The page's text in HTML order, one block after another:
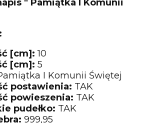
" Pamiątka I Komunii
[cm]: 10
[cm]: 5
I Komunii Świętej
postawienia: TAK
powieszenia: TAK
pudełko: TAK
999,95